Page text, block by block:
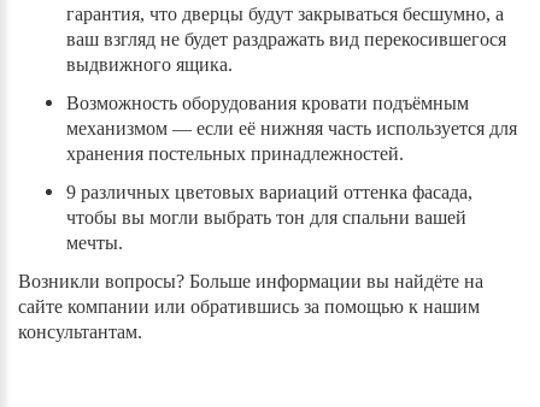
гарантия, что дверцы будут закрываться бесшумно, а
ваш взгляд не будет раздражать вид перекосившегося
выдвижного ящика.
Возможность оборудования кровати подъёмным
механизмом — если её нижняя часть используется для
хранения постельных принадлежностей.
9 различных цветовых вариаций оттенка фасада,
чтобы вы могли выбрать тон для спальни вашей
мечты.
Возникли вопросы? Больше информации вы найдёте на
сайте компании или обратившись за помощью к нашим
консультантам.